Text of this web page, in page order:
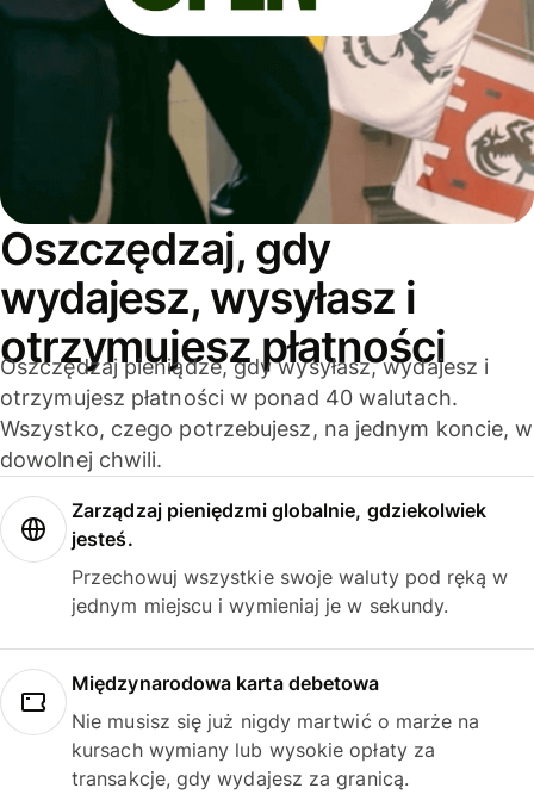
Oszczędzaj, gdy
wydajesz, wysyłasz i
otrzymujesz płatności
Oszczędzaj pieniądze, gdy wysyłasz, wydajesz i
otrzymujesz płatności w ponad 40 walutach.
Wszystko, czego potrzebujesz, na jednym koncie, w
dowolnej chwili.
Zarządzaj pieniędzmi globalnie, gdziekolwiek
jesteś.
Przechowuj wszystkie swoje waluty pod ręką w
jednym miejscu i wymieniaj je w sekundy.
Międzynarodowa karta debetowa
Nie musisz się już nigdy martwić o marże na
kursach wymiany lub wysokie opłaty za
transakcje, gdy wydajesz za granicą.